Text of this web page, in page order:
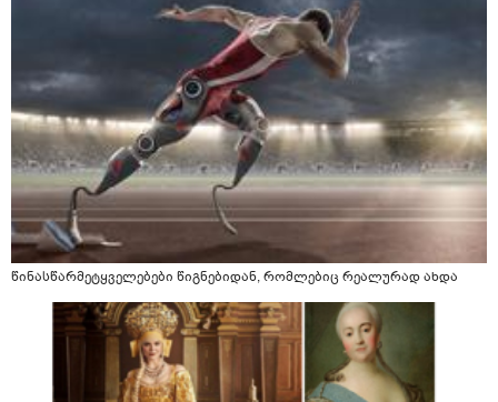
წინასწარმეტყველებები წიგნებიდან, რომლებიც რეალურად ახდა